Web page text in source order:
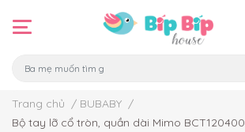
Trang chủ / BUBABY /
Bộ tay lỡ cổ tròn, quần dài Mimo BCT120400